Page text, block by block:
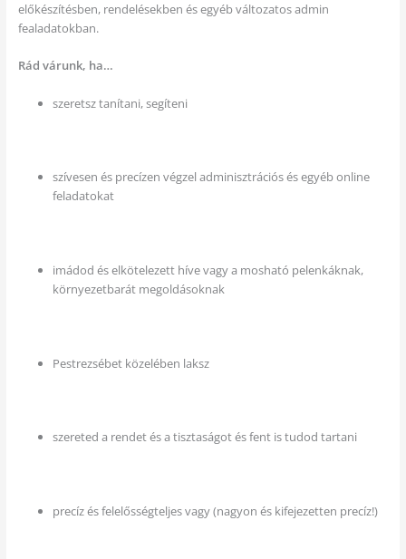
előkészítésben, rendelésekben és egyéb változatos admin
fealadatokban.
Rád várunk, ha…
szeretsz tanítani, segíteni
szívesen és precízen végzel adminisztrációs és egyéb online
feladatokat
imádod és elkötelezett híve vagy a mosható pelenkáknak,
környezetbarát megoldásoknak
Pestrezsébet közelében laksz
szereted a rendet és a tisztaságot és fent is tudod tartani
precíz és felelősségteljes vagy (nagyon és kifejezetten precíz!)